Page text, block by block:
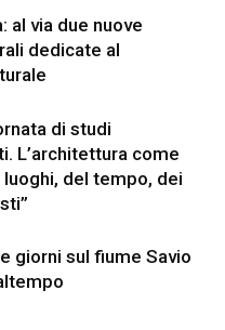
al via due nuove
dedicate al
di studi
L’architettura come
del tempo, dei
giorni sul fiume Savio